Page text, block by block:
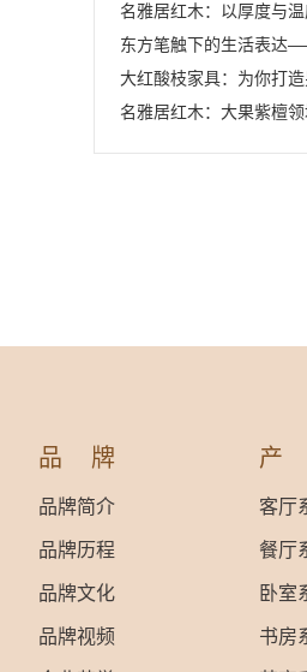
名雅居红木：以厚度与
东方笔触下的生活表达
之道
大红酸枝家具：为你打
名雅居红木：大果紫檀
品牌
品牌简介
品牌历程
品牌文化
品牌视频
产
客厅
餐厅
卧室
书房